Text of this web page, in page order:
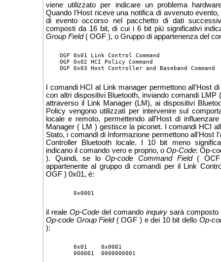
viene utilizzato per indicare un problema
Quando l'Host riceve una notifica di avvenuto
di evento occorso nel pacchetto di dati
composti da 16 bit, di cui i 6 bit più significativi
Group Field( OGF ), o Gruppo di appartenenza del
    OGF 0x01 Link Control Command
    OGF 0x02 HCI Policy Command
I comandi HCI al Link manager permettono all'Host
con altri dispositivi Bluetooth, inviando comandi LMP
attraverso il Link Manager (LM), ai dispositivi
Policy vengono utilizzati per intervenire sul
locale e remoto, permettendo all'Host di
Manager ( LM ) gestisce la piconet. I comandi HCI
Stato, i comandi di Informazione permettono all'Host
Controller Bluetooth locale. I 10 bit meno
indicano il comando vero e proprio, oOp-Code: Op-
). Quindi, se loOp-code Command Field( OCF
appartenente al gruppo di comandi per il Link
OGF ) 0x01, è:
il reale Op-Code del comando inquiry sarà composto
Op-code Group Field( OGF ) e dei 10 bit dello Op-
):